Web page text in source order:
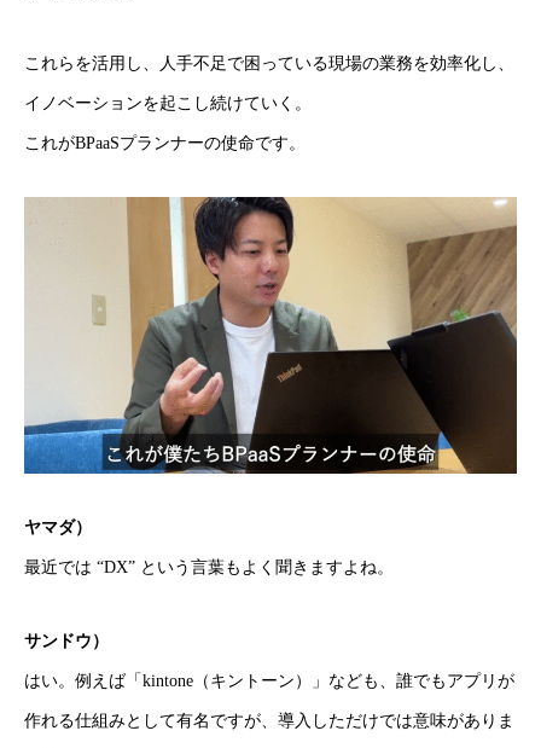
採用トップ
キャリア採用
おすすめコンテンツ
これらを活用し、人手不足で困っている現場の業務を効率化し、
イノベーションを起こし続けていく。
これがBPaaSプランナーの使命です。
ヤマダ）
最近では “DX” という言葉もよく聞きますよね。
サンドウ）
はい。例えば「kintone（キントーン）」なども、誰でもアプリが
作れる仕組みとして有名ですが、導入しただけでは意味がありま